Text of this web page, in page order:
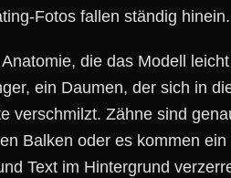
Fotos fallen ständig hinein.
die das Modell
ein Daumen, der sich in
verschmilzt. Zähne sind
Balken oder es kommen
Text im Hintergrund